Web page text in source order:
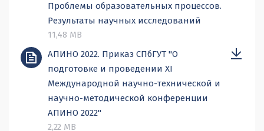
Проблемы образовательных процессов.
Результаты научных исследований
11,48 MB
АПИНО 2022. Приказ СПбГУТ "О
подготовке и проведении XI
Международной научно-технической и
научно-методической конференции
АПИНО 2022"
2,22 MB